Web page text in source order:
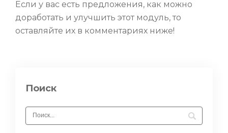
Если у вас есть предложения, как можно
доработать и улучшить этот модуль, то
оставляйте их в комментариях ниже!
Поиск